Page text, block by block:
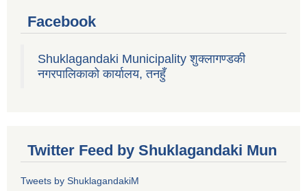
Facebook
Shuklagandaki Municipality शुक्लागण्डकी
नगरपालिकाको कार्यालय, तनहुँ
Twitter Feed by Shuklagandaki Mun
Tweets by ShuklagandakiM